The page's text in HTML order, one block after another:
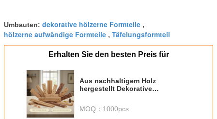
Umbauten: dekorative hölzerne Formteile ,
hölzerne aufwändige Formteile , Täfelungsformteil
Erhalten Sie den besten Preis für
Aus nachhaltigem Holz
hergestellt Dekorative
MOQ： 1000pcs